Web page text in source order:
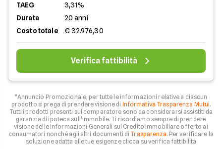
TAEG
3,31%
Durata
20 anni
Costo totale
€ 32.976,30
Verifica fattibilità
*Annuncio Promozionale, per tutte le informazioni relative a ciascun
prodotto si prega di prendere visione di Informativa Trasparenza Mutui.
Tutti i prodotti presenti sul comparatore sono da considerarsi assistiti da
garanzia di ipoteca sull'immobile. Ti ricordiamo sempre di prendere
visione delle Informazioni Generali sul Credito Immobiliare offerto ai
consumatori nonché agli altri documenti di Trasparenza . Per verificare la
soluzione adatta alle tue esigenze clicca su verifica fattibilità